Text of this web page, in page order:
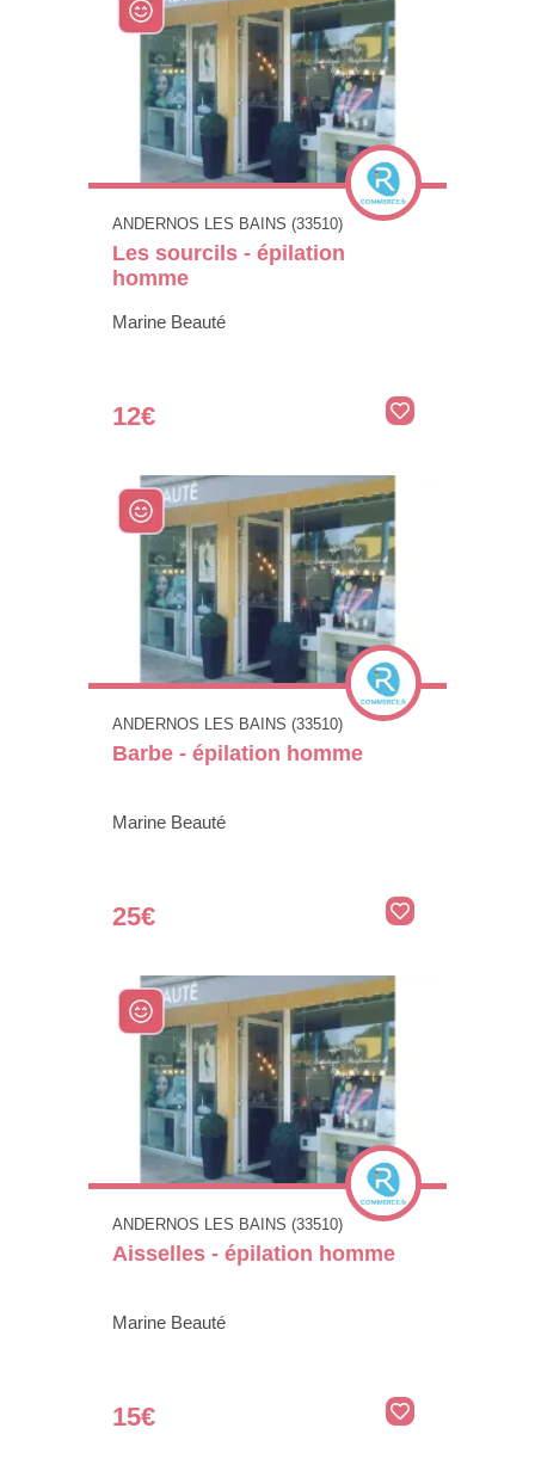
ANDERNOS LES BAINS (33510)
Les sourcils - épilation
homme
Marine Beauté
12€
ANDERNOS LES BAINS (33510)
Barbe - épilation homme
Marine Beauté
25€
ANDERNOS LES BAINS (33510)
Aisselles - épilation homme
Marine Beauté
15€